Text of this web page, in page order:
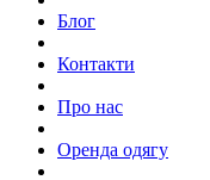
Блог
Контакти
Про нас
Оренда одягу